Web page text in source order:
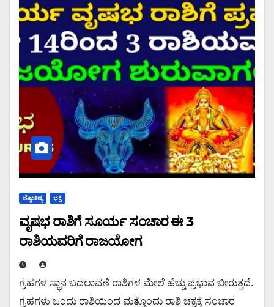
ಜ್ಯೋತಿಷ್ಯ ಭಕ್ತಿ
ವೃಷಭ ರಾಶಿಗೆ ಸೂರ್ಯ ಸಂಚಾರ ಈ 3
ರಾಶಿಯವರಿಗೆ ರಾಜಯೋಗ
ಗ್ರಹಗಳ ಸ್ಥಾನ ಬದಲಾವಣೆ ರಾಶಿಗಳ ಮೇಲೆ ಹೆಚ್ಚು ಪ್ರಭಾವ ಬೀರುತ್ತದೆ.
ಗ್ರಹಗಳು ಒಂದು ರಾಶಿಯಿಂದ ಮತ್ತೊಂದು ರಾಶಿ ಚಕ್ರಕ್ಕೆ ಸಂಚಾರ